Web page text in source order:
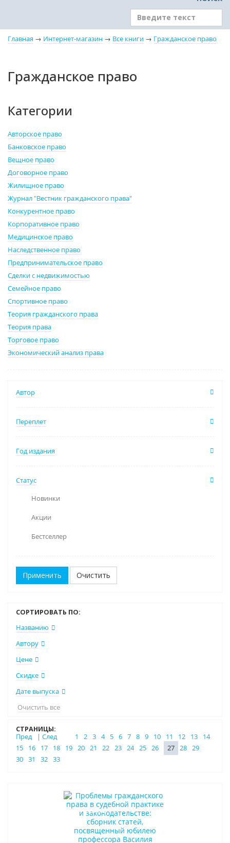
Главная → Интернет-магазин → Все книги → Гражданское право
Гражданское право
Категории
Авторское право
Банковское право
Вещное право
Договорное право
Жилищное право
Журнал "Вестник гражданского права"
Конкурентное право
Корпоративное право
Медицинское право
Наследственное право
Предпринимательское право
Сделки с недвижимостью
Семейное право
Спортивное право
Теория гражданского права
Теория права
Торговое право
Экономический анализ права
Автор
Переплет
Год издания
Статус
Новинки
Акции
Бестселлер
Очистить
СОРТИРОВАТЬ ПО:
Названию
Автору
Цене
Скидке
Дате выпуска
Очистить все
СТРАНИЦЫ:
Пред
| След 1 2 3 4 5 6 7 8 9 10 11 12 13
14
15
16 17 18 19 20 21 22 23 24 25 26 27 28 29
30 31 32 33
Индивидуальный подход